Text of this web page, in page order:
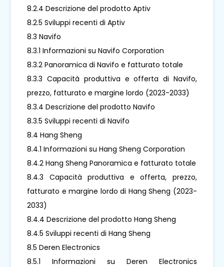
8.2.4 Descrizione del prodotto Aptiv
8.2.5 Sviluppi recenti di Aptiv
8.3 Navifo
8.3.1 Informazioni su Navifo Corporation
8.3.2 Panoramica di Navifo e fatturato totale
8.3.3 Capacità produttiva e offerta di Navifo,
prezzo, fatturato e margine lordo (2023-2033)
8.3.4 Descrizione del prodotto Navifo
8.3.5 Sviluppi recenti di Navifo
8.4 Hang Sheng
8.4.1 Informazioni su Hang Sheng Corporation
8.4.2 Hang Sheng Panoramica e fatturato totale
8.4.3 Capacità produttiva e offerta, prezzo,
fatturato e margine lordo di Hang Sheng (2023-
2033)
8.4.4 Descrizione del prodotto Hang Sheng
8.4.5 Sviluppi recenti di Hang Sheng
8.5 Deren Electronics
8.5.1 Informazioni su Deren Electronics